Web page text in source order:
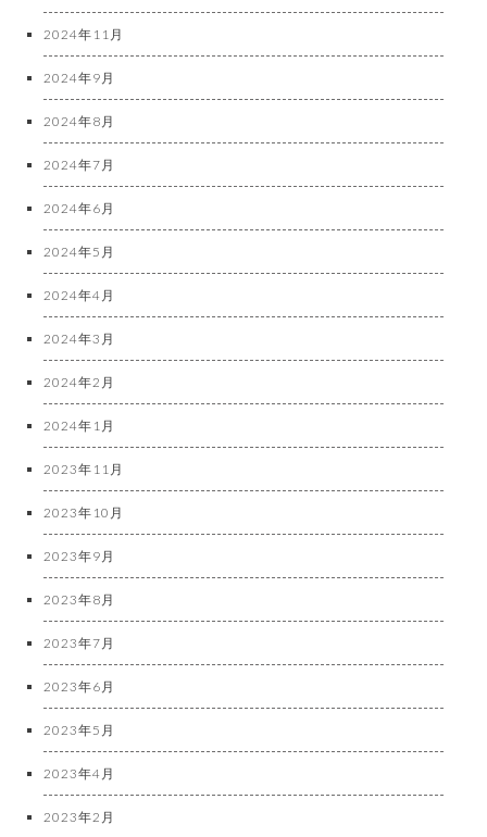
2024年11月
2024年9月
2024年8月
2024年7月
2024年6月
2024年5月
2024年4月
2024年3月
2024年2月
2024年1月
2023年11月
2023年10月
2023年9月
2023年8月
2023年7月
2023年6月
2023年5月
2023年4月
2023年2月